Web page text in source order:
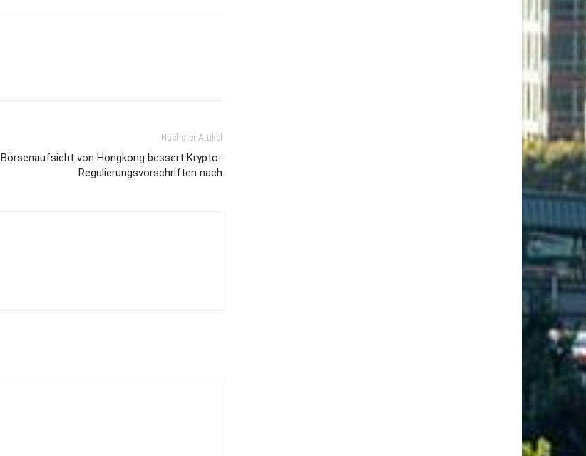
Nächster Artikel
Börsenaufsicht von Hongkong bessert Krypto-
Regulierungsvorschriften nach